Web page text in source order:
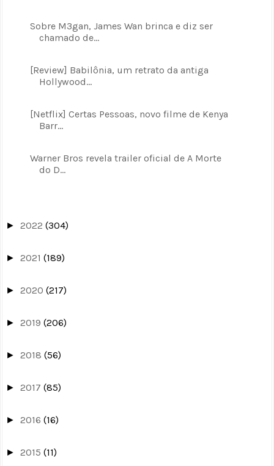
Sobre M3gan, James Wan brinca e diz ser
chamado de...
[Review] Babilônia, um retrato da antiga
Hollywood...
[Netflix] Certas Pessoas, novo filme de Kenya
Barr...
Warner Bros revela trailer oficial de A Morte
do D...
► 2022 (304)
► 2021 (189)
► 2020 (217)
► 2019 (206)
► 2018 (56)
► 2017 (85)
► 2016 (16)
► 2015 (11)